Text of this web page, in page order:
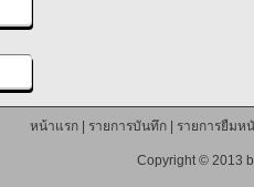
หน้าแรก| รายการบันทึก| รายการยืมห
Copyright © 2013